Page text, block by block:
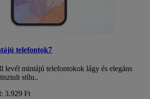
telefontok7
levél mintájú telefontokok lágy és elegáns
stílu..
3.929 Ft